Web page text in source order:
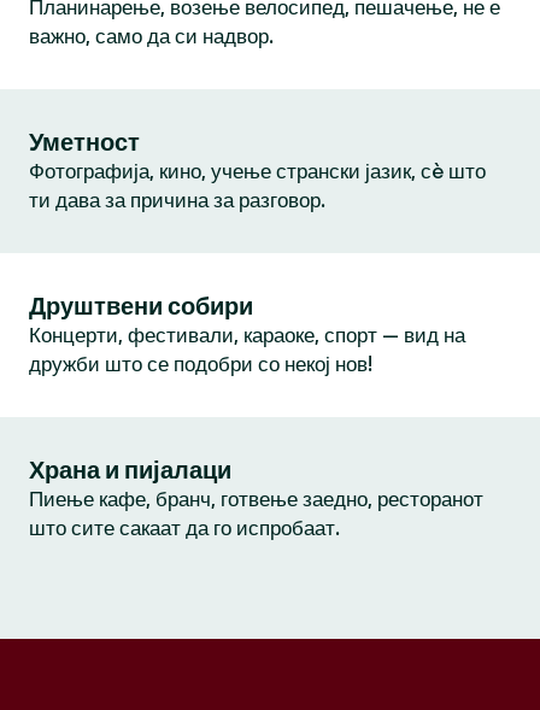
Планинарење, возење велосипед, пешачење, не е
важно, само да си надвор.
Уметност
Фотографија, кино, учење странски јазик, сè што
ти дава за причина за разговор.
Друштвени собири
Концерти, фестивали, караоке, спорт — вид на
дружби што се подобри со некој нов!
Храна и пијалаци
Пиење кафе, бранч, готвење заедно, ресторанот
што сите сакаат да го испробаат.